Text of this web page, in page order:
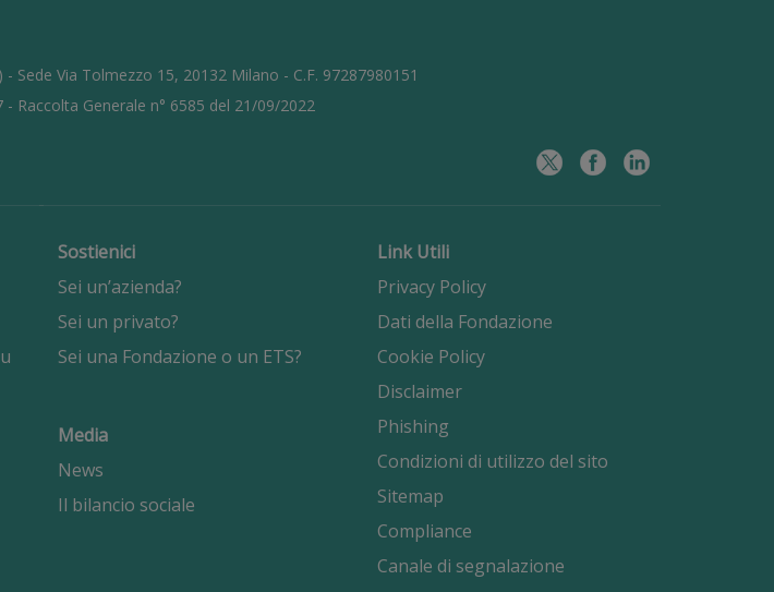
Sede Via Tolmezzo 15, 20132 Milano - C.F. 97287980151
Raccolta Generale n° 6585 del 21/09/2022
Sostienici
Sei un’azienda?
Sei un privato?
Sei una Fondazione o un ETS?
Media
News
Il bilancio sociale
Link Utili
Privacy Policy
Dati della Fondazione
Cookie Policy
Disclaimer
Phishing
Condizioni di utilizzo del sito
Sitemap
Compliance
Canale di segnalazione